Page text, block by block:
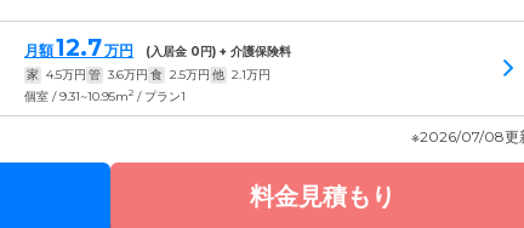
月額12.7万円 (入居金 0円) + 介護保険料
家 4.5万円 管 3.6万円 食 2.5万円 他 2.1万円
個室 / 9.31~10.95m2 / プラン1
※2026/07/08更
料金見積もり